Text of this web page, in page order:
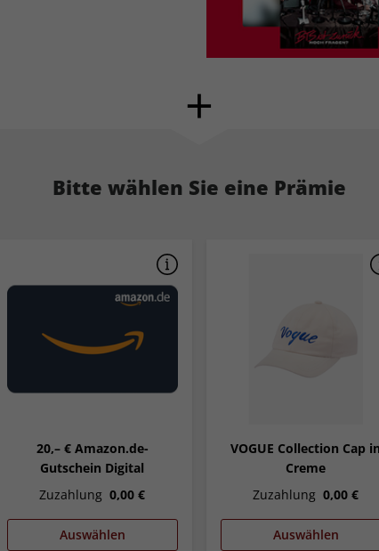
Bitte wählen Sie eine Prämie
20,– € Amazon.de-
Gutschein Digital
Zuzahlung 0,00 €
Auswählen
VOGUE Collection Cap in
Creme
Zuzahlung 0,00 €
Auswählen